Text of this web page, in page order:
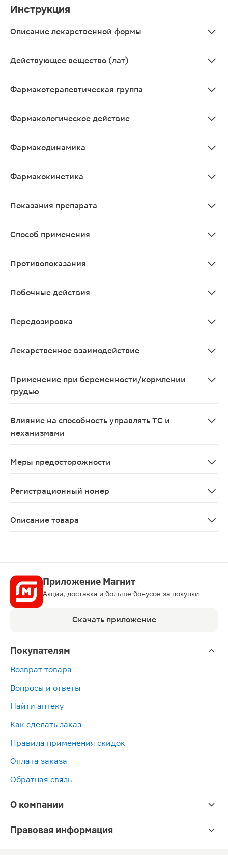
Инструкция
Описание лекарственной формы
Действующее вещество (лат)
Фармакотерапевтическая группа
Фармакологическое действие
Фармакодинамика
Фармакокинетика
Показания препарата
Способ применения
Противопоказания
Побочные действия
Передозировка
Лекарственное взаимодействие
Применение при беременности/кормлении
грудью
Влияние на способность управлять ТС и
механизмами
Меры предосторожности
Регистрационный номер
Описание товара
Приложение Магнит
Акции, доставка и больше бонусов за покупки
Скачать приложение
Покупателям
Возврат товара
Вопросы и ответы
Найти аптеку
Как сделать заказ
Правила применения скидок
Оплата заказа
Обратная связь
О компании
Правовая информация